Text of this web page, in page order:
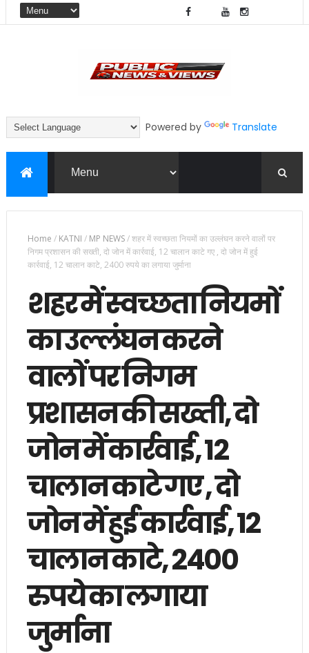
Powered by Translate
Home / KATNI / MP NEWS/शहर में स्वच्छता नियमों का उल्लंघन करने वालों पर
निगम प्रशासन की सख्ती, दो जोन में कार्रवाई, 12 चालान काटे गए , दो जोन में हुई
कार्रवाई, 12 चालान काटे, 2400 रुपये का लगाया जुर्माना
शहर में स्वच्छता नियमों
का उल्लंघन करने
वालों पर निगम
प्रशासन की सख्ती, दो
जोन में कार्रवाई, 12
चालान काटे गए , दो
जोन में हुई कार्रवाई, 12
चालान काटे, 2400
रुपये का लगाया
जुर्माना